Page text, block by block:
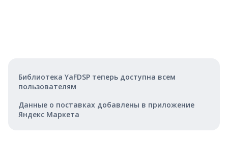
Библиотека YaFDSP теперь доступна всем
пользователям
Данные о поставках добавлены в приложение
Яндекс Маркета